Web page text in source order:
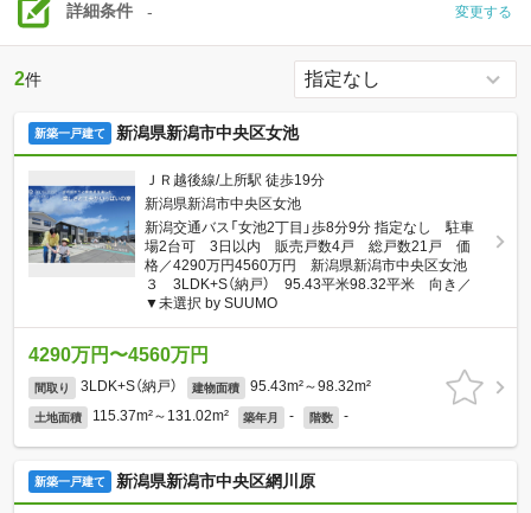
詳細条件 - 変更する
2件
新築一戸建て 新潟県新潟市中央区女池
ＪＲ越後線/上所駅 徒歩19分
新潟県新潟市中央区女池
新潟交通バス「女池2丁目」歩8分9分 指定なし 駐車
場2台可 3日以内 販売戸数4戸 総戸数21戸 価
格／4290万円4560万円 新潟県新潟市中央区女池
３ 3LDK+S（納戸） 95.43平米98.32平米 向き／
▼未選択 by SUUMO
4290万円〜4560万円
間取り 3LDK+S（納戸） 建物面積 95.43m²～98.32m²
土地面積 115.37m²～131.02m² 築年月 - 階数 -
新築一戸建て 新潟県新潟市中央区網川原